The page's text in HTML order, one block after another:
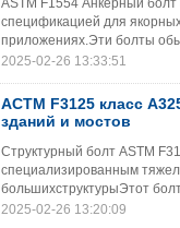
ASTM F1554 Анкерный
спецификацией для
приложениях.Эти болты
2025-02-26 13:33:51
АСТМ F3125 класс
зданий и мостов
Структурный болт ASTM
специализированным
большихструктурыЭтот
2025-02-26 13:20:09